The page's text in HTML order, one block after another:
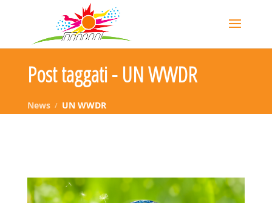
Post taggati - UN WWDR
News UN WWDR